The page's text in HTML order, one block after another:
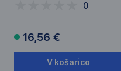
0
16,56 €
V košarico